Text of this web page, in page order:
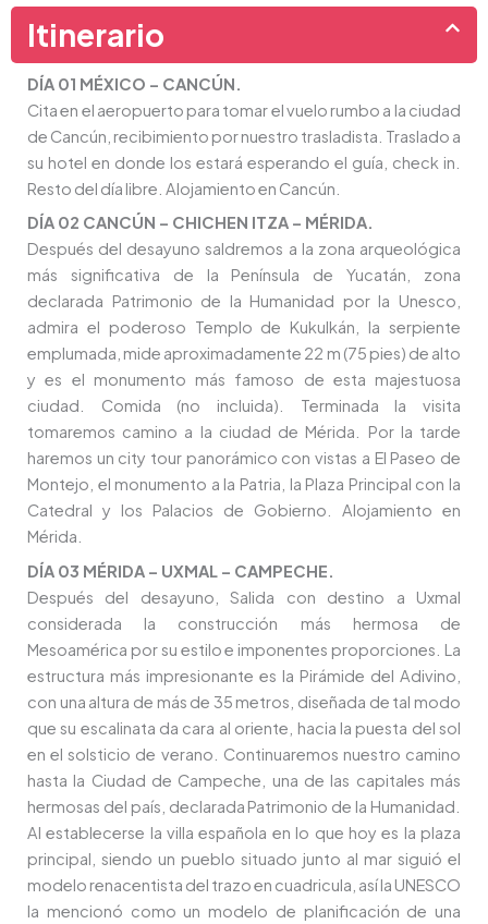
Itinerario
DÍA 01 MÉXICO – CANCÚN.
Cita en el aeropuerto para tomar el vuelo rumbo a la ciudad
de Cancún, recibimiento por nuestro trasladista. Traslado a
su hotel en donde los estará esperando el guía, check in.
Resto del día libre. Alojamiento en Cancún.
DÍA 02 CANCÚN – CHICHEN ITZA – MÉRIDA.
Después del desayuno saldremos a la zona arqueológica
más significativa de la Península de Yucatán, zona
declarada Patrimonio de la Humanidad por la Unesco,
admira el poderoso Templo de Kukulkán, la serpiente
emplumada, mide aproximadamente 22 m (75 pies) de alto
y es el monumento más famoso de esta majestuosa
ciudad. Comida (no incluida). Terminada la visita
tomaremos camino a la ciudad de Mérida. Por la tarde
haremos un city tour panorámico con vistas a El Paseo de
Montejo, el monumento a la Patria, la Plaza Principal con la
Catedral y los Palacios de Gobierno. Alojamiento en
Mérida.
DÍA 03 MÉRIDA – UXMAL – CAMPECHE.
Después del desayuno, Salida con destino a Uxmal
considerada la construcción más hermosa de
Mesoamérica por su estilo e imponentes proporciones. La
estructura más impresionante es la Pirámide del Adivino,
con una altura de más de 35 metros, diseñada de tal modo
que su escalinata da cara al oriente, hacia la puesta del sol
en el solsticio de verano. Continuaremos nuestro camino
hasta la Ciudad de Campeche, una de las capitales más
hermosas del país, declarada Patrimonio de la Humanidad.
Al establecerse la villa española en lo que hoy es la plaza
principal, siendo un pueblo situado junto al mar siguió el
modelo renacentista del trazo en cuadricula, así la UNESCO
la mencionó como un modelo de planificación de una